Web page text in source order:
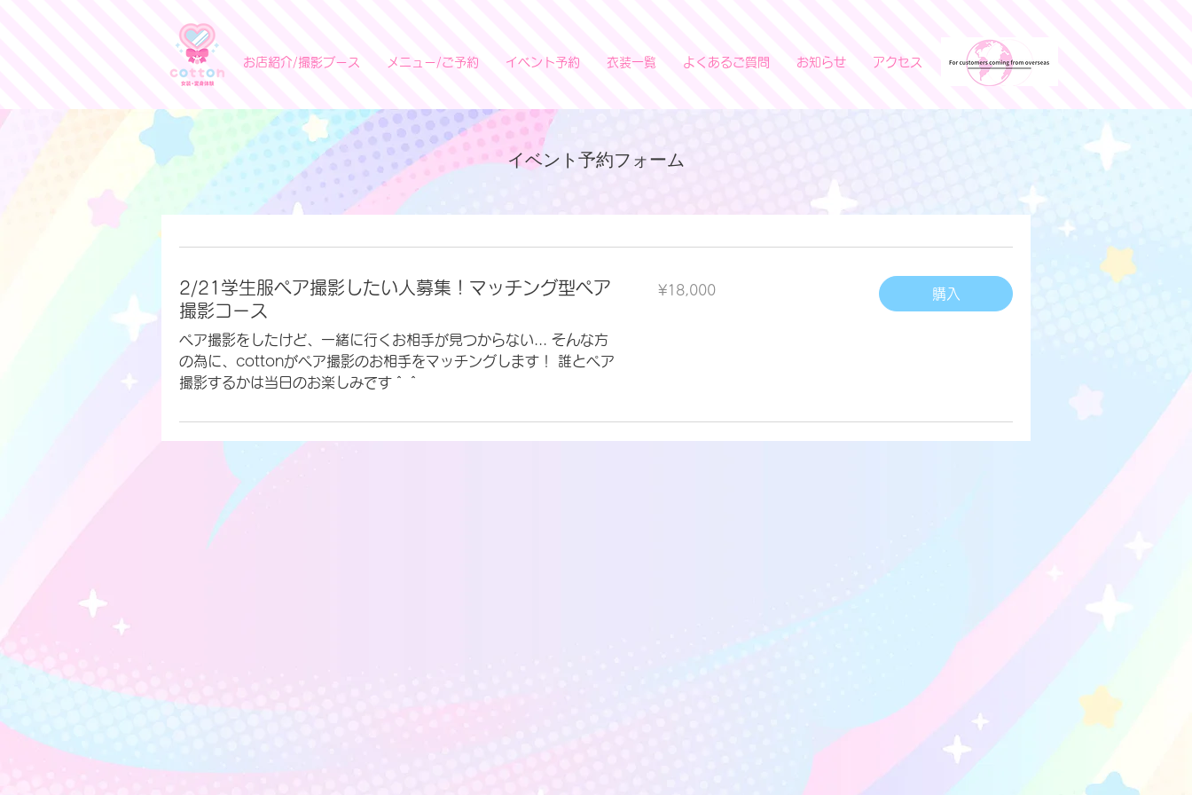
お店紹介/撮影ブース メニュー/ご予約 イベント予約 衣装一覧 よくあるご質問 お知らせ アクセス
​イベント予約フォーム
2/21学生服ペア撮影したい人募集！マッチング型ペア
撮影コース
ペア撮影をしたけど、一緒に行くお相手が見つからない... そんな方
の為に、cottonがペア撮影のお相手をマッチングします！ 誰とペア
撮影するかは当日のお楽しみです＾＾
Japanese
¥18,000 購入